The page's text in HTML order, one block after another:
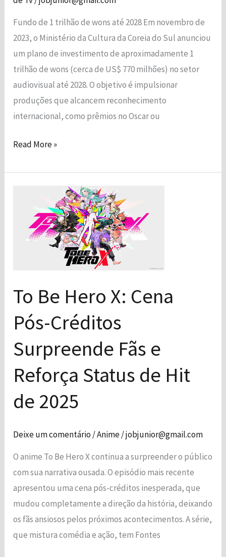
Fundo de 1 trilhão de wons até 2028 Em novembro de
2023, o Ministério da Cultura da Coreia do Sul anunciou
um plano de investimento de aproximadamente 1
trilhão de wons (cerca de US$ 770 milhões) no setor
audiovisual até 2028. O objetivo é impulsionar
produções que alcancem reconhecimento
internacional, como prêmios no Oscar ou
Read More »
To Be Hero X: Cena
Pós-Créditos
Surpreende Fãs e
Reforça Status de Hit
de 2025
Deixe um comentário/Anime/jobjunior@gmail.com
O anime To Be Hero X continua a surpreender o público
com sua narrativa ousada. O episódio mais recente
apresentou uma cena pós-créditos inesperada, que
mudou completamente a direção da história, deixando
os fãs ansiosos pelos próximos acontecimentos.​ A série,
que mistura comédia e ação, tem Fontes
Hero
Surpreende
Fãs
Reforça
de
Hit
de